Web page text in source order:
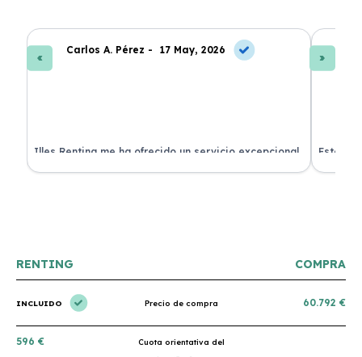
Carlos A. Pérez - 17 May, 2026
Illes Renting me ha ofrecido un servicio excepcional.
Su atención al cliente es muy buena y el coche llegó
Estoy
nuevo y
RENTING COMPRA
INCLUIDO Precio de compra 60.792 €
596 €
Cuota orientativa del